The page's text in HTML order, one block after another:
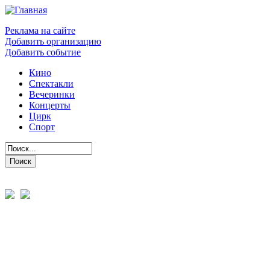
Реклама на сайте
Добавить организацию
Добавить событие
Кино
Спектакли
Вечеринки
Концерты
Цирк
Спорт